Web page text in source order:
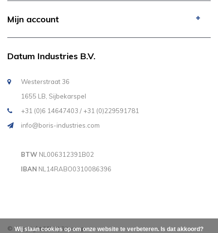
Mijn account
Datum Industries B.V.
Westerstraat 36
1655 LB, Sijbekarspel
+31 (0)6 14647403 / +31 (0)229591781
info@boris-industries.com
BTW NL006312391B02
IBAN NL14RABO0310086396
© Copyright 2026|Sitemap
Wij slaan cookies op om onze website te verbeteren. Is dat akkoord?